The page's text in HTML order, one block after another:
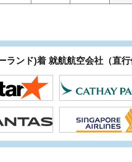
ンド)着 就航航空会社（直行